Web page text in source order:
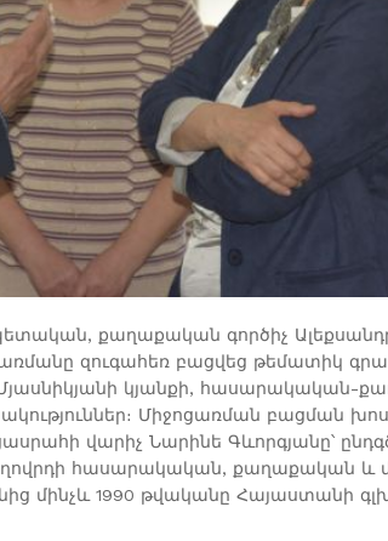
քաղաքական գործիչ Ալեքսանդր
զուգահեռ բացվեց թեմատիկ
Մյասնիկյանի կյանքի, հասարակական-
Միջոցառման բացման
վարիչ Նարինե Գևորգյանը՝
հասարակական, քաղաքական և
մինչև 1990 թվականը Հայաստանի